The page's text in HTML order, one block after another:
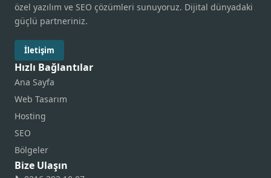
özel yazılım ve SEO çözümleri sunuyoruz. Dijital dünyadaki
güçlü partneriniz.
İletişim
Hızlı Bağlantılar
Ana Sayfa
Web Tasarım
Hosting
SEO
Bölgeler
Bize Ulaşın